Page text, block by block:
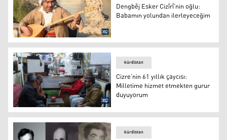
Dengbêj Esker Cizîrî’nin oğlu İshak Cizîrî
Dengbêj Esker Cizîrî’nin oğlu:
Babamın yolundan ilerleyeceğim
Cizre’nin 61 yıllık çaycısı: Milletime hizmet etmekten
kürdistan
Cizre’nin 61 yıllık çaycısı:
Milletime hizmet etmekten gurur
duyuyorum
kürdistan